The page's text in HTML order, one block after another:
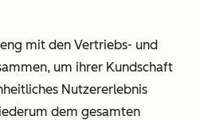
mit den Vertriebs- und
um ihrer Kundschaft
Nutzererlebnis
dem gesamten